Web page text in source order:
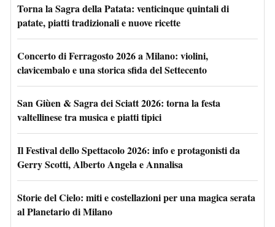
Torna la Sagra della Patata: venticinque quintali di
patate, piatti tradizionali e nuove ricette
Concerto di Ferragosto 2026 a Milano: violini,
clavicembalo e una storica sfida del Settecento
San Giùen & Sagra dei Sciatt 2026: torna la festa
valtellinese tra musica e piatti tipici
Il Festival dello Spettacolo 2026: info e protagonisti da
Gerry Scotti, Alberto Angela e Annalisa
Storie del Cielo: miti e costellazioni per una magica serata
al Planetario di Milano